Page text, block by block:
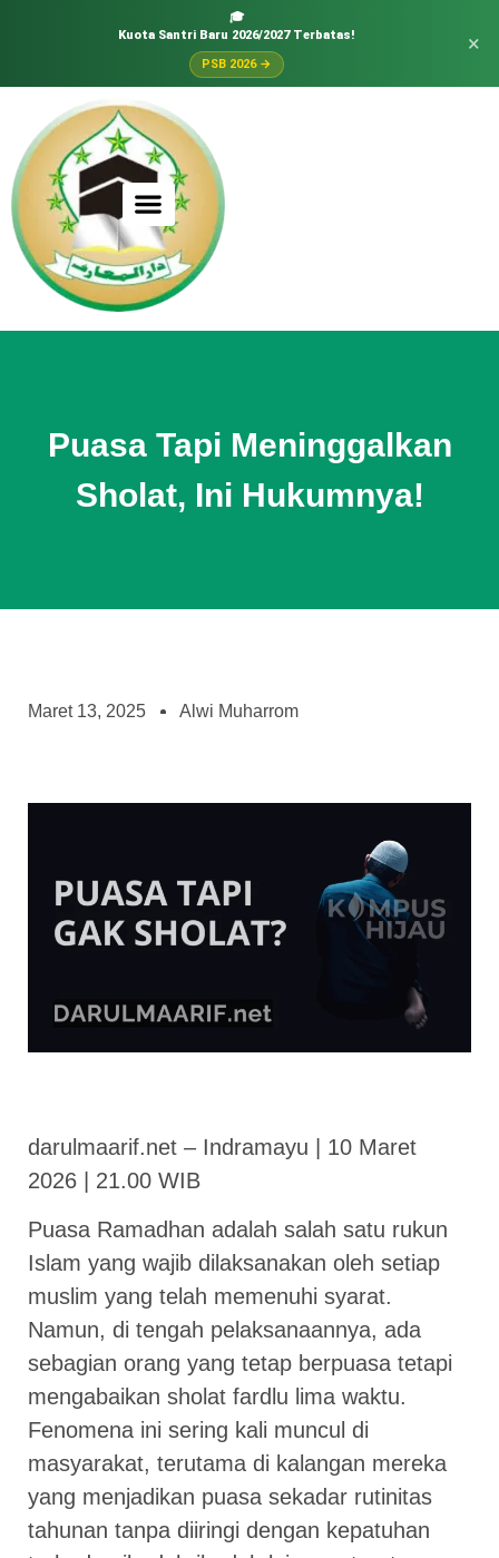
🎓
Kuota Santri Baru 2026/2027 Terbatas!
PSB 2026 →
×
Puasa Tapi Meninggalkan
Sholat, Ini Hukumnya!
Maret 13, 2025 Alwi Muharrom
darulmaarif.net – Indramayu | 10 Maret
2026 | 21.00 WIB
Puasa Ramadhan adalah salah satu rukun
Islam yang wajib dilaksanakan oleh setiap
muslim yang telah memenuhi syarat.
Namun, di tengah pelaksanaannya, ada
sebagian orang yang tetap berpuasa tetapi
mengabaikan sholat fardlu lima waktu.
Fenomena ini sering kali muncul di
masyarakat, terutama di kalangan mereka
yang menjadikan puasa sekadar rutinitas
tahunan tanpa diiringi dengan kepatuhan